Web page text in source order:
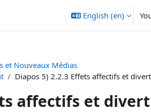
English ‎(en)‎
et Nouveaux Médias
Diapos 5) 2.2.3 Effets affectifs et
affectifs et